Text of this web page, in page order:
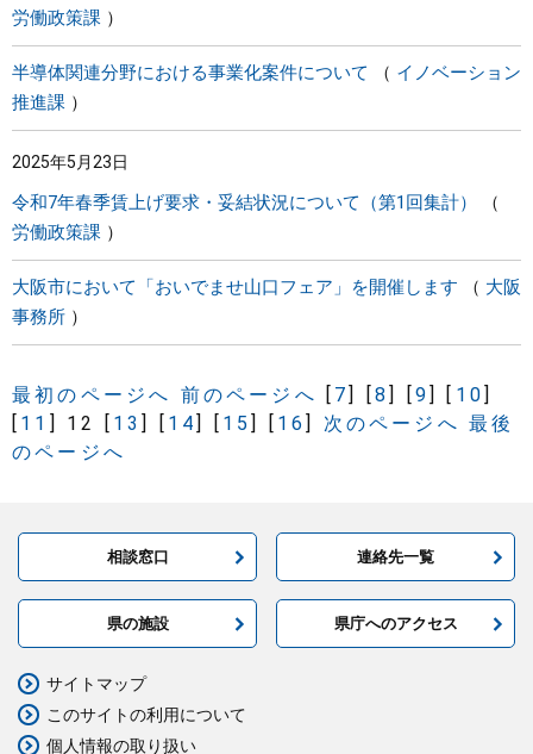
労働政策課
半導体関連分野における事業化案件について
イノベーション
推進課
2025年5月23日
令和7年春季賃上げ要求・妥結状況について（第1回集計）
労働政策課
大阪市において「おいでませ山口フェア」を開催します
大阪
事務所
最初のページへ 前のページへ [ 7] [8] [9] [ 10]
[ 11 ] 12 [ 13] [ 14] [ 15] [ 16] 次のページへ 最後
のページへ
相談窓口 連絡先一覧
県の施設 県庁へのアクセス
サイトマップ
このサイトの利用について
個人情報の取り扱い